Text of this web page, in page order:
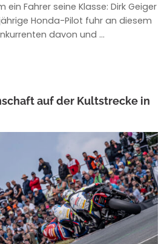
ein Fahrer seine Klasse: Dirk Geiger
Honda-Pilot fuhr an diesem
davon und …
auf der Kultstrecke in